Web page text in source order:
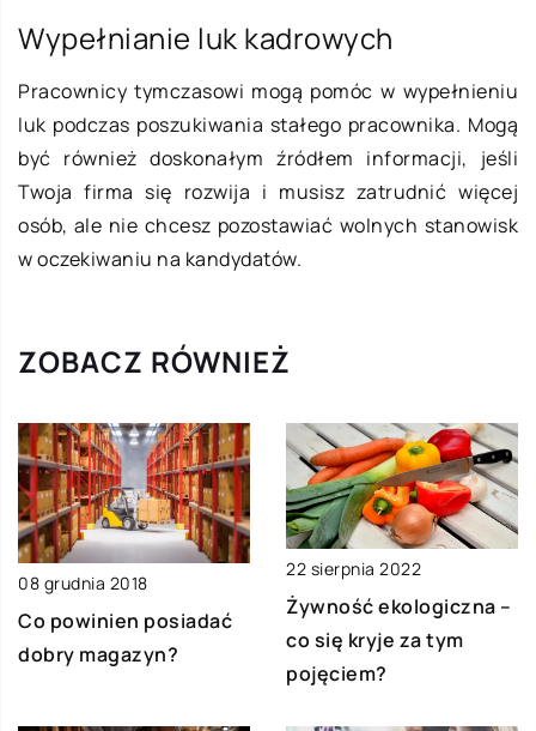
Wypełnianie luk kadrowych
Pracownicy tymczasowi mogą pomóc w wypełnieniu
luk podczas poszukiwania stałego pracownika. Mogą
być również doskonałym źródłem informacji, jeśli
Twoja firma się rozwija i musisz zatrudnić więcej
osób, ale nie chcesz pozostawiać wolnych stanowisk
w oczekiwaniu na kandydatów.
ZOBACZ RÓWNIEŻ
08 grudnia 2018
Co powinien posiadać
dobry magazyn?
22 sierpnia 2022
Żywność ekologiczna –
co się kryje za tym
pojęciem?